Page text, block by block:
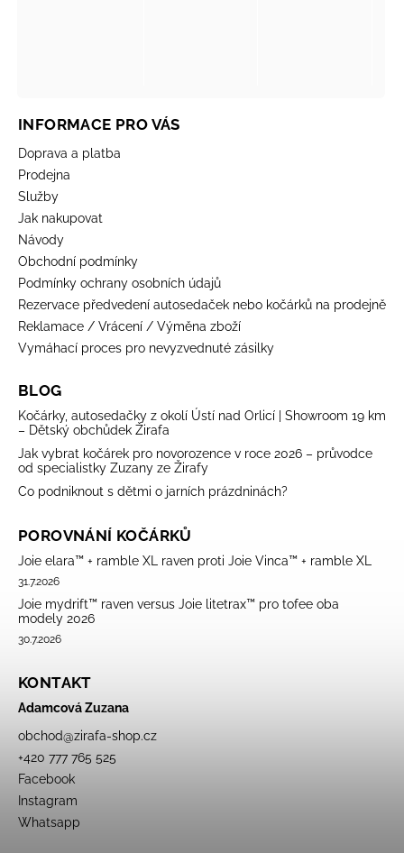
INFORMACE PRO VÁS
Doprava a platba
Prodejna
Služby
Jak nakupovat
Návody
Obchodní podmínky
Podmínky ochrany osobních údajů
Rezervace předvedení autosedaček nebo kočárků na prodejně
Reklamace / Vrácení / Výměna zboží
Vymáhací proces pro nevyzvednuté zásilky
BLOG
Kočárky, autosedačky z okolí Ústí nad Orlicí | Showroom 19 km
– Dětský obchůdek Žirafa
Jak vybrat kočárek pro novorozence v roce 2026 – průvodce
od specialistky Zuzany ze Žirafy
Co podniknout s dětmi o jarních prázdninách?
POROVNÁNÍ KOČÁRKŮ
Joie elara™ + ramble XL raven proti Joie Vinca™ + ramble XL
31.7.2026
Joie mydrift™ raven versus Joie litetrax™ pro tofee oba
modely 2026
30.7.2026
KONTAKT
Adamcová Zuzana
obchod@zirafa-shop.cz
+420 777 765 525
Facebook
Instagram
Whatsapp